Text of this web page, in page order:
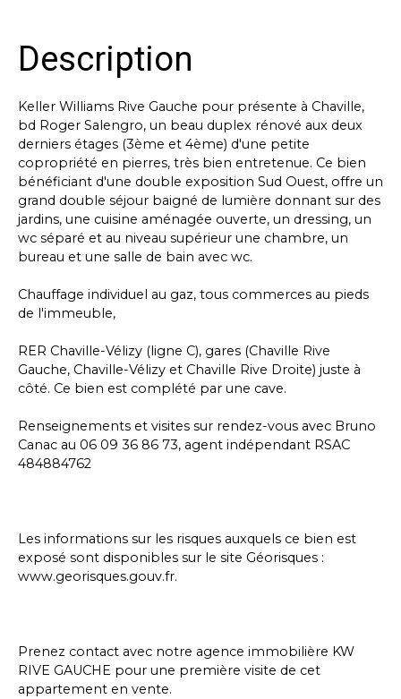
Description
Keller Williams Rive Gauche pour présente à Chaville,
bd Roger Salengro, un beau duplex rénové aux deux
derniers étages (3ème et 4ème) d'une petite
copropriété en pierres, très bien entretenue. Ce bien
bénéficiant d'une double exposition Sud Ouest, offre un
grand double séjour baigné de lumière donnant sur des
jardins, une cuisine aménagée ouverte, un dressing, un
wc séparé et au niveau supérieur une chambre, un
bureau et une salle de bain avec wc.
Chauffage individuel au gaz, tous commerces au pieds
de l'immeuble,
RER Chaville-Vélizy (ligne C), gares (Chaville Rive
Gauche, Chaville-Vélizy et Chaville Rive Droite) juste à
côté. Ce bien est complété par une cave.
Renseignements et visites sur rendez-vous avec Bruno
Canac au 06 09 36 86 73, agent indépendant RSAC
484884762
Les informations sur les risques auxquels ce bien est
exposé sont disponibles sur le site Géorisques :
www.georisques.gouv.fr.
Prenez contact avec notre agence immobilière KW
RIVE GAUCHE pour une première visite de cet
appartement en vente.